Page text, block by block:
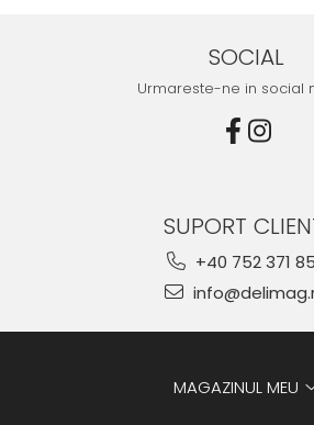
SOCIAL
Urmareste-ne in social
SUPORT
+40 752 371
MAGAZINUL MEU